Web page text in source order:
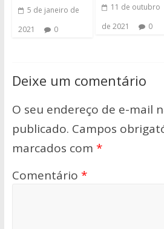
5 de janeiro de
2021
0
11 de outubro
de 2021
0
Deixe um comentário
O seu endereço de e-mail
publicado. Campos
marcados com *
Comentário *